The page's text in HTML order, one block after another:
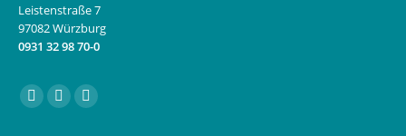
Leistenstraße 7
97082 Würzburg
0931 32 98 70-0
Finden Sie uns auf:
FacebookInstagram
E-